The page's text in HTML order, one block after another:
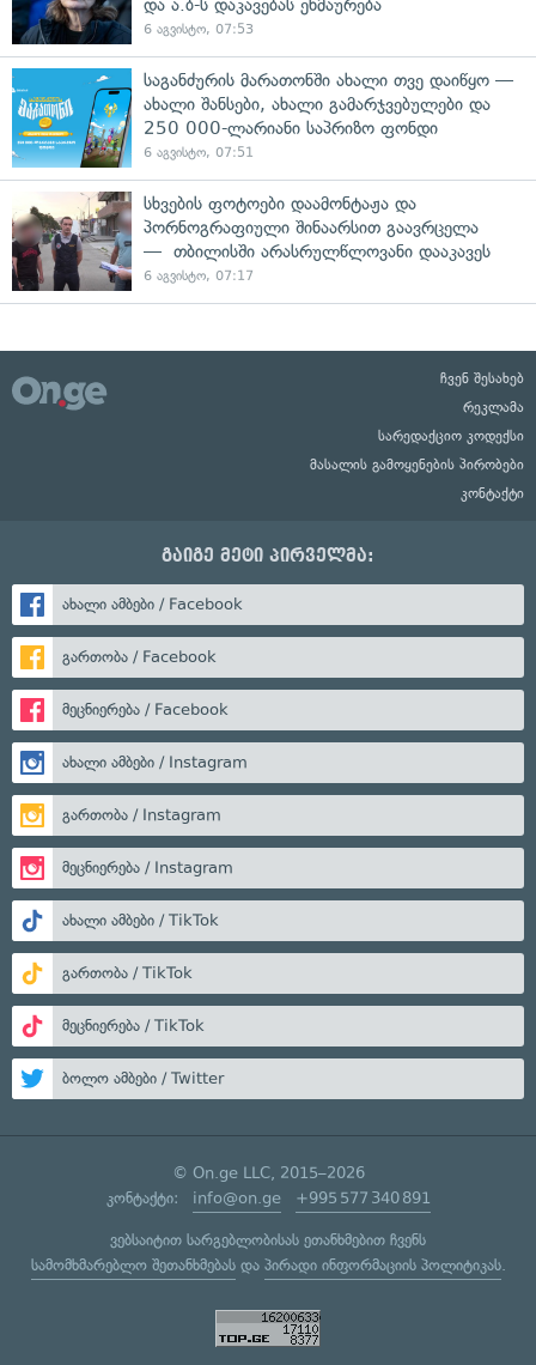
და ა.ბ-ს დაკავებას ეხმაურება
6 აგვისტო, 07:53
საგანძურის მარათონში ახალი თვე დაიწყო —
ახალი შანსები, ახალი გამარჯვებულები და
250 000-ლარიანი საპრიზო ფონდი
6 აგვისტო, 07:51
სხვების ფოტოები დაამონტაჟა და
პორნოგრაფიული შინაარსით გაავრცელა
— თბილისში არასრულწლოვანი დააკავეს
6 აგვისტო, 07:17
ჩვენ შესახებ
რეკლამა
სარედაქციო კოდექსი
მასალის გამოყენების პირობები
კონტაქტი
გაიგე მეტი პირველმა:
ახალი ამბები / Facebook
გართობა / Facebook
მეცნიერება / Facebook
ახალი ამბები / Instagram
გართობა / Instagram
მეცნიერება / Instagram
ახალი ამბები / TikTok
გართობა / TikTok
მეცნიერება / TikTok
ბოლო ამბები / Twitter
© On.ge LLC, 2015–2026
კონტაქტი: info@on.ge +995 577 340 891
ვებსაიტით სარგებლობისას ეთანხმებით ჩვენს
სამომხმარებლო შეთანხმებასდა პირადი ინფორმაციის პოლიტიკას.